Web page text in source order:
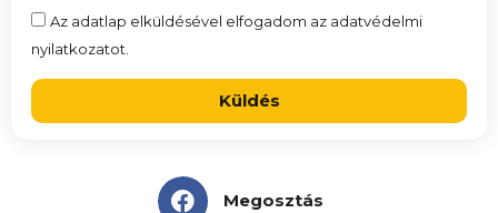
Az adatlap elküldésével elfogadom az adatvédelmi
nyilatkozatot.
Küldés
Megosztás